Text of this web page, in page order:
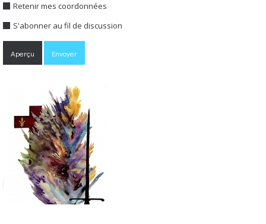
Retenir mes coordonnées
S'abonner au fil de discussion